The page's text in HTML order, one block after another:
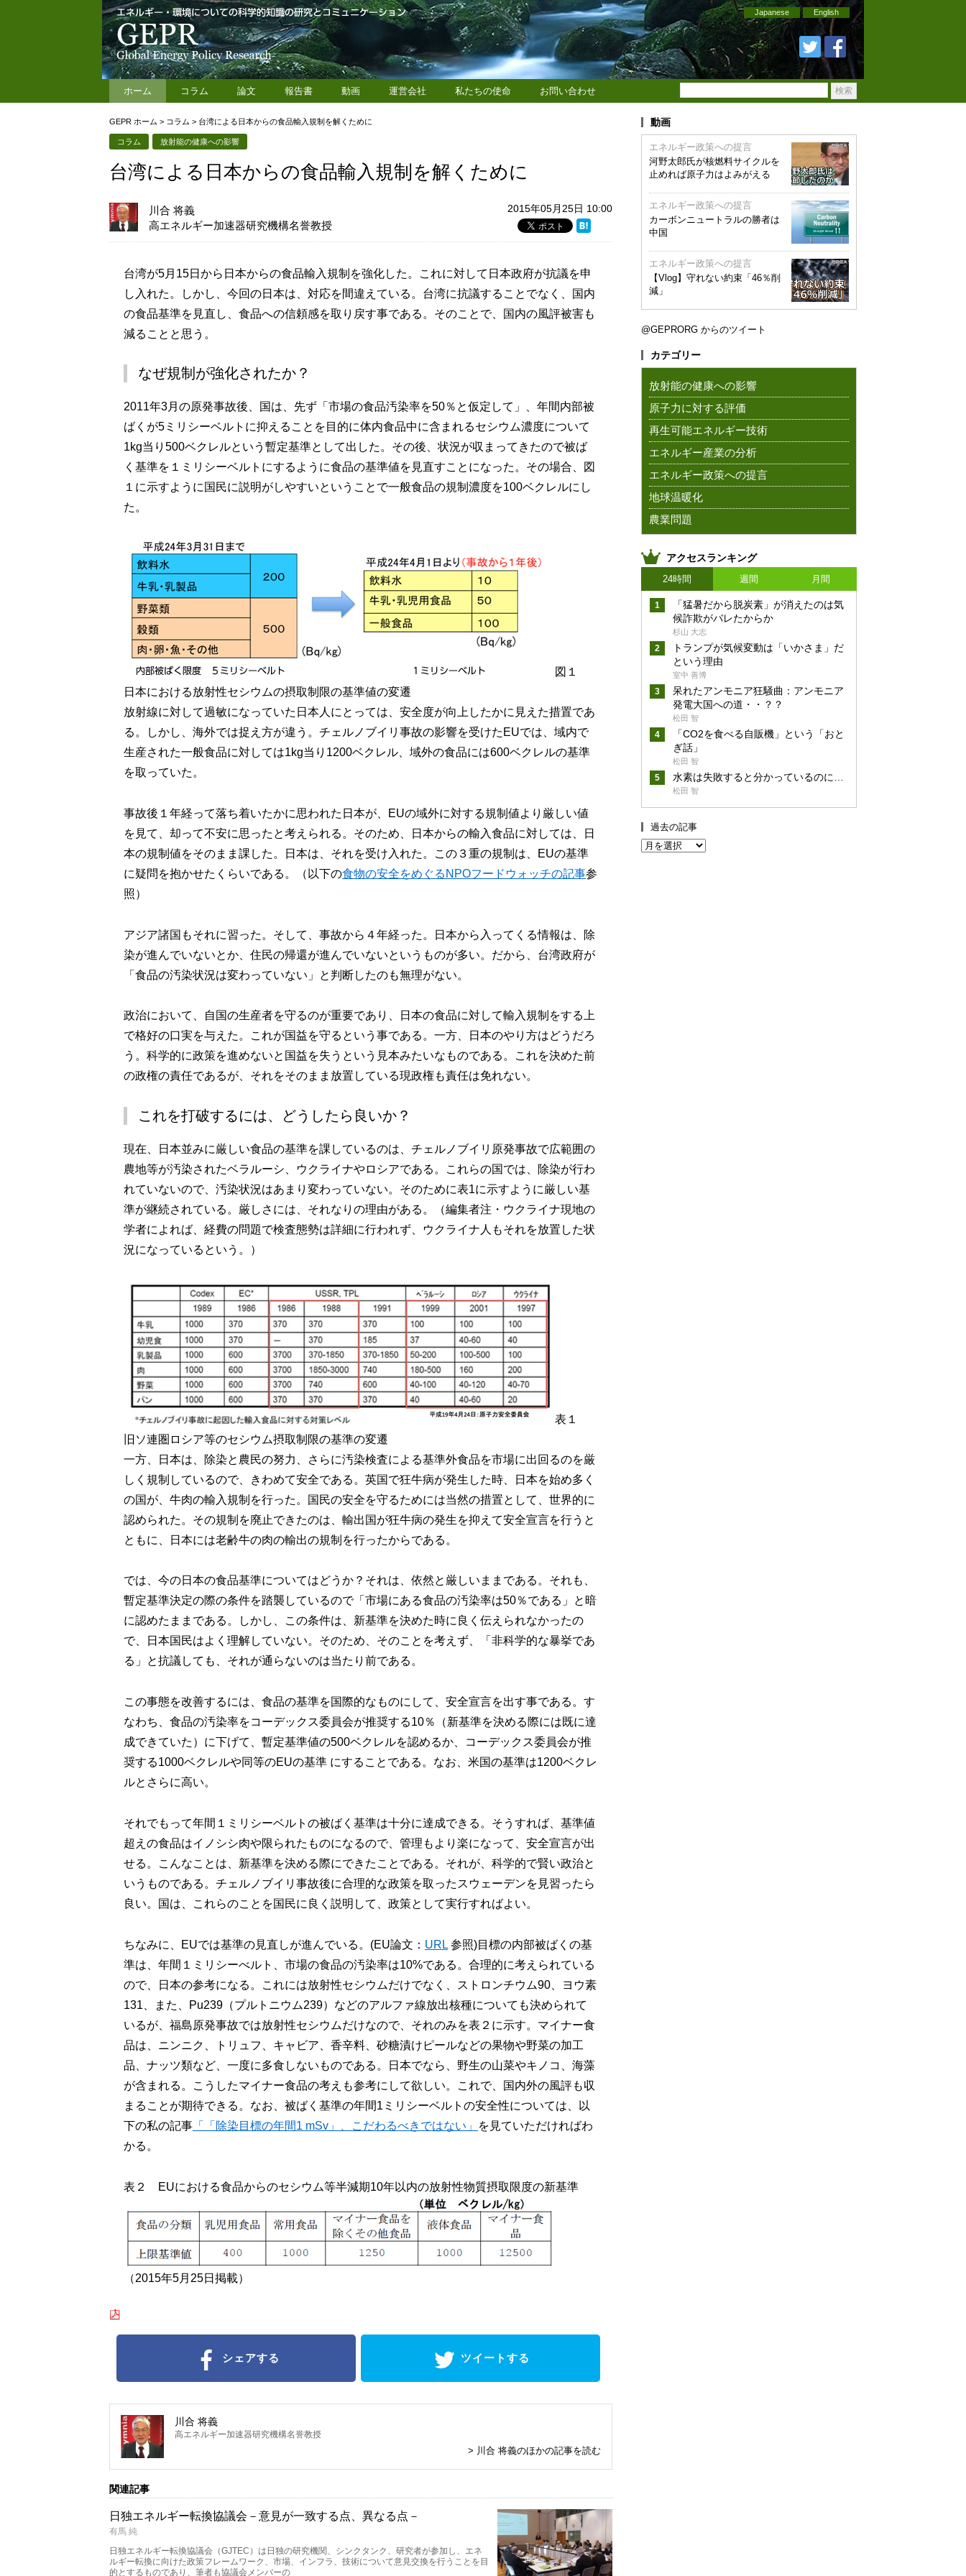
Japanese English
ホーム コラム 論文 報告書 動画 運営会社 私たちの使命 お問い合わせ
GEPR ホーム > コラム > 台湾による日本からの食品輸入規制を解くために
コラム 放射能の健康への影響
台湾による日本からの食品輸入規制を解くために
2015年05月25日 10:00
川合 将義
高エネルギー加速器研究機構名誉教授
台湾が5月15日から日本からの食品輸入規制を強化した。これに対して日本政府が抗議を申
し入れた。しかし、今回の日本は、対応を間違えている。台湾に抗議することでなく、国内
の食品基準を見直し、食品への信頼感を取り戻す事である。そのことで、国内の風評被害も
減ることと思う。
なぜ規制が強化されたか？
2011年3月の原発事故後、国は、先ず「市場の食品汚染率を50％と仮定して」、年間内部被
ばくが5ミリシーベルトに抑えることを目的に体内食品中に含まれるセシウム濃度について
1kg当り500ベクレルという暫定基準として出した。その後、状況が収まってきたので被ば
く基準を１ミリシーベルトにするように食品の基準値を見直すことになった。その場合、図
１に示すように国民に説明がしやすいということで一般食品の規制濃度を100ベクレルにし
た。
図１
日本における放射性セシウムの摂取制限の基準値の変遷
放射線に対して過敏になっていた日本人にとっては、安全度が向上したかに見えた措置であ
る。しかし、海外では捉え方が違う。チェルノブイリ事故の影響を受けたEUでは、域内で
生産された一般食品に対しては1kg当り1200ベクレル、域外の食品には600ベクレルの基準
を取っていた。
事故後１年経って落ち着いたかに思われた日本が、EUの域外に対する規制値より厳しい値
を見て、却って不安に思ったと考えられる。そのため、日本からの輸入食品に対しては、日
本の規制値をそのまま課した。日本は、それを受け入れた。この３重の規制は、EUの基準
に疑問を抱かせたくらいである。（以下の食物の安全をめぐるNPOフードウォッチの記事参
照）
アジア諸国もそれに習った。そして、事故から４年経った。日本から入ってくる情報は、除
染が進んでいないとか、住民の帰還が進んでいないというものが多い。だから、台湾政府が
「食品の汚染状況は変わっていない」と判断したのも無理がない。
政治において、自国の生産者を守るのが重要であり、日本の食品に対して輸入規制をする上
で格好の口実を与えた。これが国益を守るという事である。一方、日本のやり方はどうだろ
う。科学的に政策を進めないと国益を失うという見本みたいなものである。これを決めた前
の政権の責任であるが、それをそのまま放置している現政権も責任は免れない。
これを打破するには、どうしたら良いか？
現在、日本並みに厳しい食品の基準を課しているのは、チェルノブイリ原発事故で広範囲の
農地等が汚染されたベラルーシ、ウクライナやロシアである。これらの国では、除染が行わ
れていないので、汚染状況はあまり変わっていない。そのために表1に示すように厳しい基
準が継続されている。厳しさには、それなりの理由がある。（編集者注・ウクライナ現地の
学者によれば、経費の問題で検査態勢は詳細に行われず、ウクライナ人もそれを放置した状
況になっているという。）
表１
旧ソ連圏ロシア等のセシウム摂取制限の基準の変遷
一方、日本は、除染と農民の努力、さらに汚染検査による基準外食品を市場に出回るのを厳
しく規制しているので、きわめて安全である。英国で狂牛病が発生した時、日本を始め多く
の国が、牛肉の輸入規制を行った。国民の安全を守るためには当然の措置として、世界的に
認められた。その規制を廃止できたのは、輸出国が狂牛病の発生を抑えて安全宣言を行うと
ともに、日本には老齢牛の肉の輸出の規制を行ったからである。
では、今の日本の食品基準についてはどうか？それは、依然と厳しいままである。それも、
暫定基準決定の際の条件を踏襲しているので「市場にある食品の汚染率は50％である」と暗
に認めたままである。しかし、この条件は、新基準を決めた時に良く伝えられなかったの
で、日本国民はよく理解していない。そのため、そのことを考えず、「非科学的な暴挙であ
る」と抗議しても、それが通らないのは当たり前である。
この事態を改善するには、食品の基準を国際的なものにして、安全宣言を出す事である。す
なわち、食品の汚染率をコーデックス委員会が推奨する10％（新基準を決める際には既に達
成できていた）に下げて、暫定基準値の500ベクレルを認めるか、コーデックス委員会が推
奨する1000ベクレルや同等のEUの基準 にすることである。なお、米国の基準は1200ベクレ
ルとさらに高い。
それでもって年間１ミリシーベルトの被ばく基準は十分に達成できる。そうすれば、基準値
超えの食品はイノシシ肉や限られたものになるので、管理もより楽になって、安全宣言が出
せる。こんなことは、新基準を決める際にできたことである。それが、科学的で賢い政治と
いうものである。チェルノブイリ事故後に合理的な政策を取ったスウェーデンを見習ったら
良い。国は、これらのことを国民に良く説明して、政策として実行すればよい。
ちなみに、EUでは基準の見直しが進んでいる。(EU論文： URL 参照)目標の内部被ばくの基
準は、年間１ミリシーべルト、市場の食品の汚染率は10%である。合理的に考えられている
ので、日本の参考になる。これには放射性セシウムだけでなく、ストロンチウム90、ヨウ素
131、また、Pu239（プルトニウム239）などのアルファ線放出核種についても決められて
いるが、福島原発事故では放射性セシウムだけなので、それのみを表２に示す。マイナー食
品は、ニンニク、トリュフ、キャビア、香辛料、砂糖漬けピールなどの果物や野菜の加工
品、ナッツ類など、一度に多食しないものである。日本でなら、野生の山菜やキノコ、海藻
が含まれる。こうしたマイナー食品の考えも参考にして欲しい。これで、国内外の風評も収
まることが期待できる。なお、被ばく基準の年間1ミリシーベルトの安全性については、以
下の私の記事 「「除染目標の年間1 mSv」、こだわるべきではない」
を見ていただければわ
かる。
表２ EUにおける食品からのセシウム等半減期10年以内の放射性物質摂取限度の新基準
（2015年5月25日掲載）
シェアする ツイートする
川合 将義
高エネルギー加速器研究機構名誉教授
> 川合 将義のほかの記事を読む
関連記事
日独エネルギー転換協議会－意見が一致する点、異なる点－
有馬 純
日独エネルギー転換協議会（GJTEC）は日独の研究機関、シンクタンク、研究者が参加し、エネ
ルギー転換に向けた政策フレームワーク、市場、インフラ、技術について意見交換を行うことを目
的とするものであり、筆者も協議会メンバーの
動画
エネルギー政策への提言
河野太郎氏が核燃料サイクルを
止めれば原子力はよみがえる
エネルギー政策への提言
カーボンニュートラルの勝者は
中国
エネルギー政策への提言
【Vlog】守れない約束「46％削
減」
@GEPRORG からのツイート
カテゴリー
放射能の健康への影響
原子力に対する評価
再生可能エネルギー技術
エネルギー産業の分析
エネルギー政策への提言
地球温暖化
農業問題
アクセスランキング
24時間 週間 月間
「猛暑だから脱炭素」が消えたのは気
候詐欺がバレたからか
杉山 大志
トランプが気候変動は「いかさま」だ
という理由
室中 善博
呆れたアンモニア狂騒曲：アンモニア
発電大国への道・・？？
松田 智
「CO2を食べる自販機」という「おと
ぎ話」
松田 智
水素は失敗すると分かっているのに…
松田 智
過去の記事